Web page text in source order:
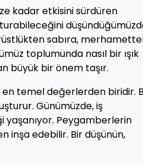
kadar etkisini sürdüren
sabıra,
toplumunda nasıl bir ışık
büyük bir önem taşır.
temel değerlerden biridir.
Günümüzde, iş
yaşanıyor. Peygamberlerin
inşa edebilir. Bir düşünün,